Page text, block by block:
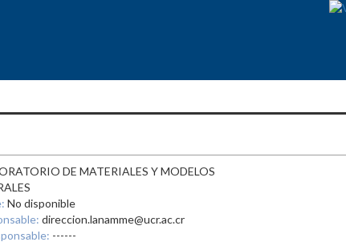
DE MATERIALES Y MODELOS
No disponible
direccion.lanamme@ucr.ac.cr
------